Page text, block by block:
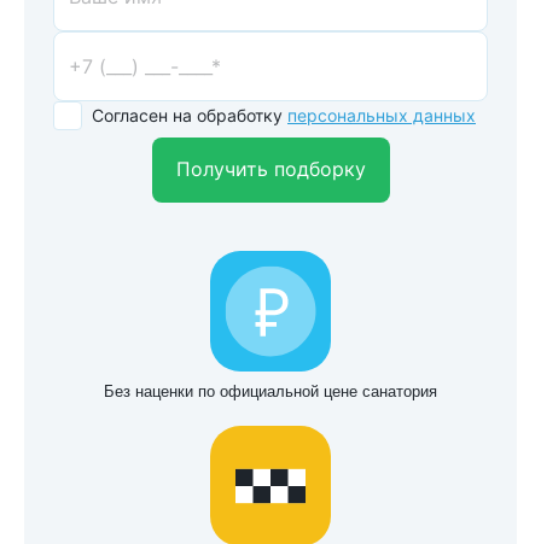
Согласен на обработку персональных данных
Получить подборку
Без наценки по официальной цене санатория